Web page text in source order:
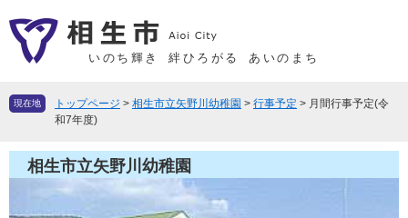
ー
先
ニ
を
いのち輝き 絆ひろがる あいのまち
現在地 トップページ > 相生市立矢野川幼稚園 > 行事予定 > 月間行事予定(令
和7年度)
相生市立矢野川幼稚園